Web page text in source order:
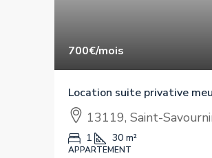
700€/mois
Location suite privative
13119, Saint-
1 30 m²
APPARTEMENT